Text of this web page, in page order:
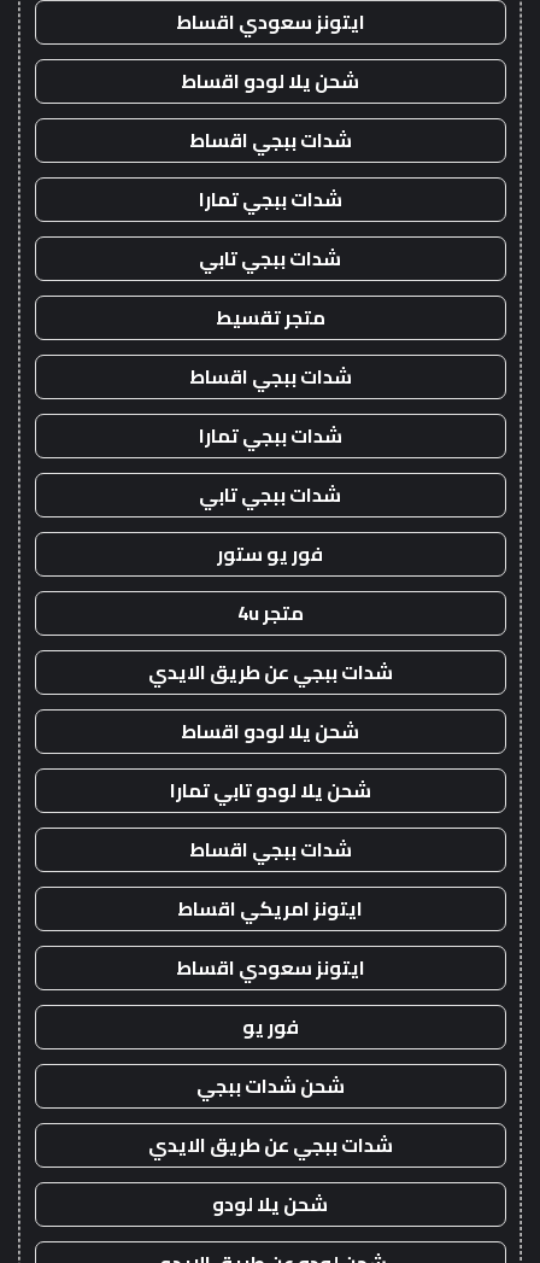
ايتونز سعودي اقساط
شحن يلا لودو اقساط
شدات ببجي اقساط
شدات ببجي تمارا
شدات ببجي تابي
متجر تقسيط
شدات ببجي اقساط
شدات ببجي تمارا
شدات ببجي تابي
فور يو ستور
متجر 4u
شدات ببجي عن طريق الايدي
شحن يلا لودو اقساط
شحن يلا لودو تابي تمارا
شدات ببجي اقساط
ايتونز امريكي اقساط
ايتونز سعودي اقساط
فور يو
شحن شدات ببجي
شدات ببجي عن طريق الايدي
شحن يلا لودو